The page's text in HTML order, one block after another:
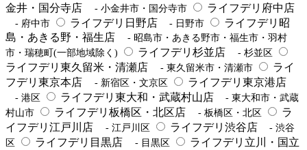
金井・国分寺店
- 小金井市・国分寺市 ライフデリ府中店
- 府中市 ライフデリ日野店 - 日野市
ライフデリ昭
島・あきる野・福生店
- 昭島市・あきる野市・福生市・羽村
市・瑞穂町(一部地域除く)
ライフデリ杉並店 - 杉並区
ライフデリ東久留米・清瀬店 - 東久留米市・清瀬市
ライ
フデリ東京本店
- 新宿区・文京区 ライフデリ東京港店
- 港区 ライフデリ東大和・武蔵村山店
- 東大和市・武蔵
村山市
ライフデリ板橋区・北区店 - 板橋区・北区
ラ
イフデリ江戸川店
- 江戸川区 ライフデリ渋谷店
- 渋谷
区
ライフデリ目黒店 - 目黒区
ライフデリ立川・国立